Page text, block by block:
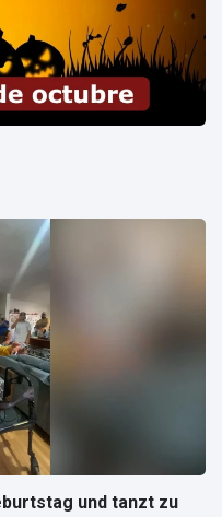
und tanzt zu